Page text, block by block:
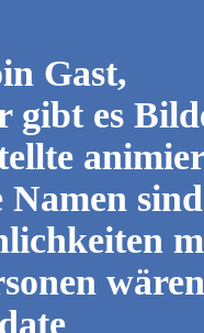
Gast,
gibt es
Namen